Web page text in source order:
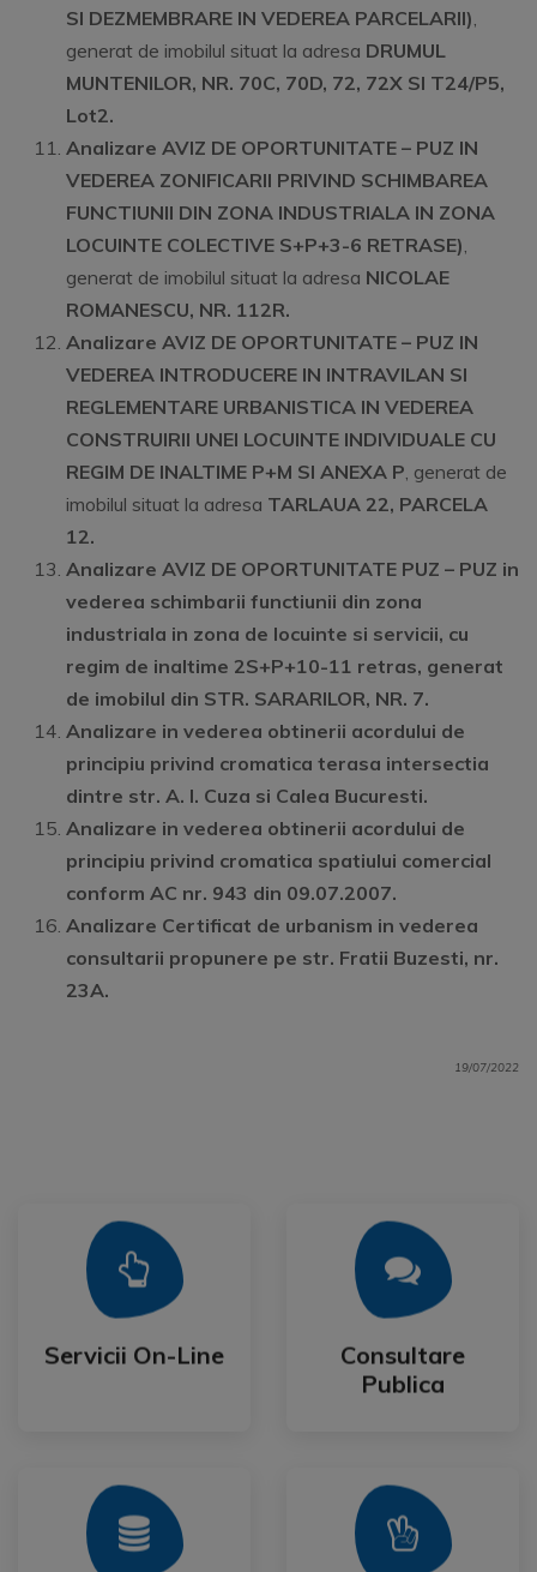
SI DEZMEMBRARE IN VEDEREA PARCELARII),
generat de imobilul situat la adresa DRUMUL
MUNTENILOR, NR. 70C, 70D, 72, 72X SI T24/P5,
Lot2.
Analizare AVIZ DE OPORTUNITATE – PUZ IN
VEDEREA ZONIFICARII PRIVIND SCHIMBAREA
FUNCTIUNII DIN ZONA INDUSTRIALA IN ZONA
LOCUINTE COLECTIVE S+P+3-6 RETRASE),
generat de imobilul situat la adresa NICOLAE
ROMANESCU, NR. 112R.
Analizare AVIZ DE OPORTUNITATE – PUZ IN
VEDEREA INTRODUCERE IN INTRAVILAN SI
REGLEMENTARE URBANISTICA IN VEDEREA
CONSTRUIRII UNEI LOCUINTE INDIVIDUALE CU
REGIM DE INALTIME P+M SI ANEXA P, generat de
imobilul situat la adresa TARLAUA 22, PARCELA
12.
Analizare AVIZ DE OPORTUNITATE PUZ – PUZ in
vederea schimbarii functiunii din zona
industriala in zona de locuinte si servicii, cu
regim de inaltime 2S+P+10-11 retras, generat
de imobilul din STR. SARARILOR, NR. 7.
Analizare in vederea obtinerii acordului de
principiu privind cromatica terasa intersectia
dintre str. A. I. Cuza si Calea Bucuresti.
Analizare in vederea obtinerii acordului de
principiu privind cromatica spatiului comercial
conform AC nr. 943 din 09.07.2007.
Analizare Certificat de urbanism in vederea
consultarii propunere pe str. Fratii Buzesti, nr.
23A.
19/07/2022
Servicii On-Line
Servicii On-Line
Mai Mult
Consultare
Publica
Consultare
Publica
Mai Mult
Mai Mult Mai Mult